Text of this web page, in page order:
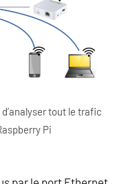
tout le trafic
Pi